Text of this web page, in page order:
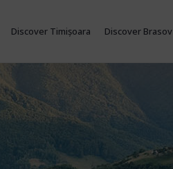
Discover Timișoara Discover Brasov